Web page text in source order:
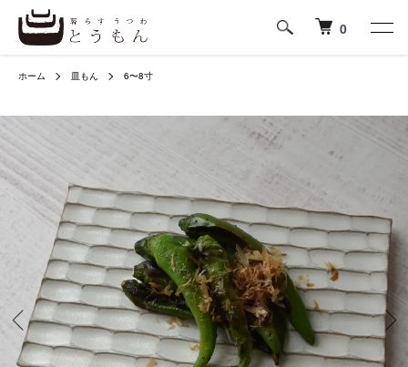
0
ホーム 皿もん 6〜8寸